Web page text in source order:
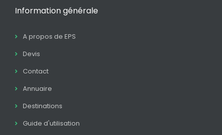
Information générale
A propos de EPS
Devis
Contact
Annuaire
Destinations
Guide d'utilisation